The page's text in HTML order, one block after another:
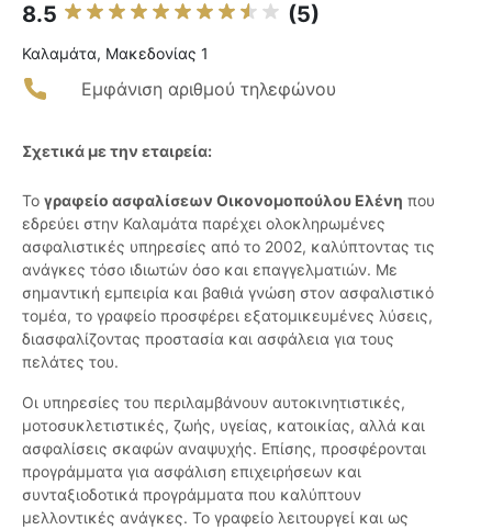
8.5 (5)
Καλαμάτα, Μακεδονίας 1
Εμφάνιση αριθμού τηλεφώνου
Σχετικά με την εταιρεία:
Το γραφείο ασφαλίσεων Οικονομοπούλου Ελένη που
εδρεύει στην Καλαμάτα παρέχει ολοκληρωμένες
ασφαλιστικές υπηρεσίες από το 2002, καλύπτοντας τις
ανάγκες τόσο ιδιωτών όσο και επαγγελματιών. Με
σημαντική εμπειρία και βαθιά γνώση στον ασφαλιστικό
τομέα, το γραφείο προσφέρει εξατομικευμένες λύσεις,
διασφαλίζοντας προστασία και ασφάλεια για τους
πελάτες του.
Οι υπηρεσίες του περιλαμβάνουν αυτοκινητιστικές,
μοτοσυκλετιστικές, ζωής, υγείας, κατοικίας, αλλά και
ασφαλίσεις σκαφών αναψυχής. Επίσης, προσφέρονται
προγράμματα για ασφάλιση επιχειρήσεων και
συνταξιοδοτικά προγράμματα που καλύπτουν
μελλοντικές ανάγκες. Το γραφείο λειτουργεί και ως